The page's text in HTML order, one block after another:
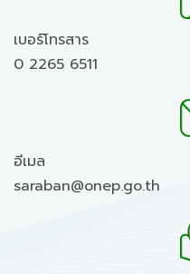
เบอร์โทรสาร
0 2265 6511
อีเมล
saraban@onep.go.th